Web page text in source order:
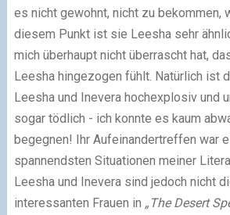
es nicht gewohnt, nicht zu bekommen,
diesem Punkt ist sie Leesha sehr
mich überhaupt nicht überrascht hat,
Leesha hingezogen fühlt. Natürlich ist
Leesha und Inevera hochexplosiv und
sogar tödlich - ich konnte es kaum
begegnen! Ihr Aufeinandertreffen war
spannendsten Situationen meiner
Leesha und Inevera sind jedoch nicht
interessanten Frauen in „The Desert